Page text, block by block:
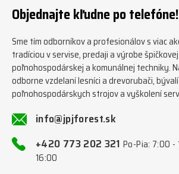
#firewoodproduction
#firewood
Objednajte kľudne po telefóne!
Sme tím odborníkov a profesionálov s viac
tradíciou v servise, predaji a výrobe
poľnohospodárskej a komunálnej techniky.
odborne vzdelaní lesníci a drevorubači,
poľnohospodárskych strojov a vyškolení
info@jpjforest.sk
+420 773 202 321Po-Pia: 7:00 -
16:00